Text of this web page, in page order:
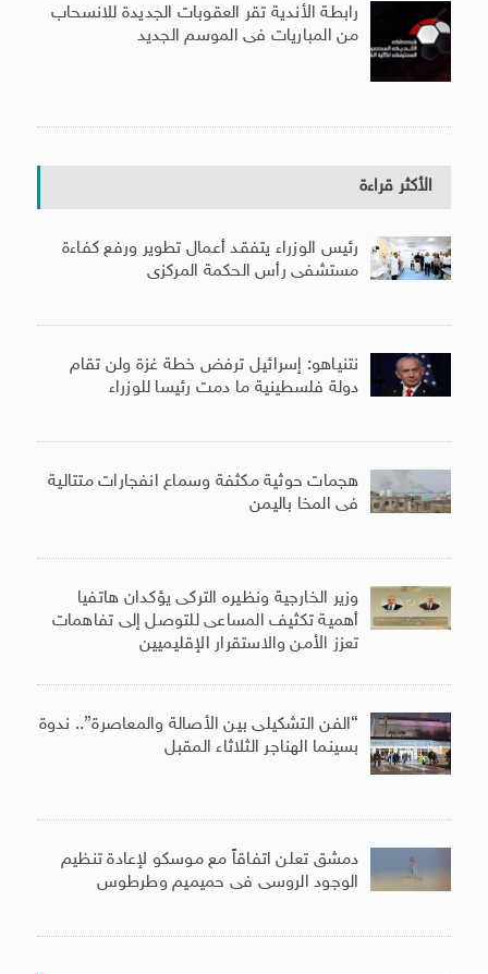
رابطة الأندية تقر العقوبات الجديدة للانسحاب
من المباريات فى الموسم الجديد
الأكثر قراءة
رئيس الوزراء يتفقد أعمال تطوير ورفع كفاءة
مستشفى رأس الحكمة المركزى
نتنياهو: إسرائيل ترفض خطة غزة ولن تقام
دولة فلسطينية ما دمت رئيسا للوزراء
هجمات حوثية مكثفة وسماع انفجارات متتالية
فى المخا باليمن
وزير الخارجية ونظيره التركى يؤكدان هاتفيا
أهمية تكثيف المساعى للتوصل إلى تفاهمات
تعزز الأمن والاستقرار الإقليميين
“الفن التشكيلى بين الأصالة والمعاصرة”.. ندوة
بسينما الهناجر الثلاثاء المقبل
دمشق تعلن اتفاقاً مع موسكو لإعادة تنظيم
الوجود الروسى فى حميميم وطرطوس